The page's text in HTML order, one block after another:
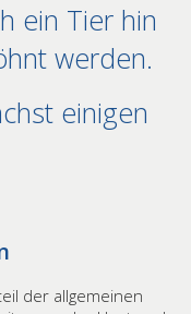
ein Tier hin
werden.
einigen
der allgemeinen